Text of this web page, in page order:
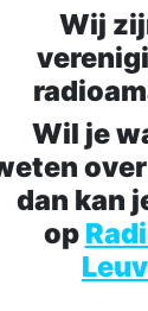
Wij
Wil je
dan kan
op